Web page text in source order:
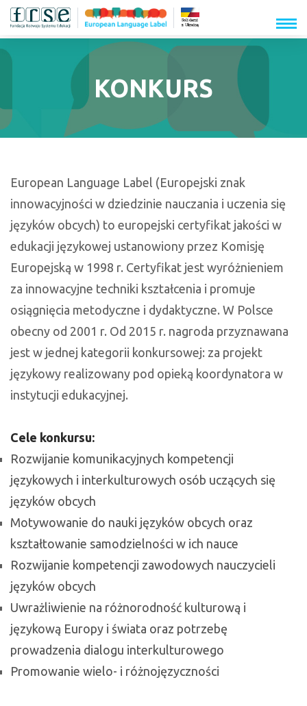
menu
KONKURS
European Language Label (Europejski znak
innowacyjności w dziedzinie nauczania i uczenia się
języków obcych) to europejski certyfikat jakości w
edukacji językowej ustanowiony przez Komisję
Europejską w 1998 r. Certyfikat jest wyróżnieniem
za innowacyjne techniki kształcenia i promuje
osiągnięcia metodyczne i dydaktyczne. W Polsce
obecny od 2001 r. Od 2015 r. nagroda przyznawana
jest w jednej kategorii konkursowej: za projekt
językowy realizowany pod opieką koordynatora w
instytucji edukacyjnej.
Cele konkursu:
Rozwijanie komunikacyjnych kompetencji
językowych i interkulturowych osób uczących się
języków obcych
Motywowanie do nauki języków obcych oraz
kształtowanie samodzielności w ich nauce
Rozwijanie kompetencji zawodowych nauczycieli
języków obcych
Uwrażliwienie na różnorodność kulturową i
językową Europy i świata oraz potrzebę
prowadzenia dialogu interkulturowego
Promowanie wielo- i różnojęzyczności